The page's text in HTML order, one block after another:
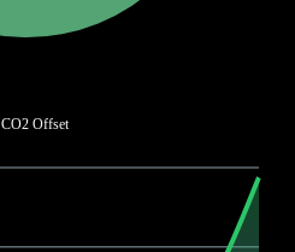
CO2 Offset